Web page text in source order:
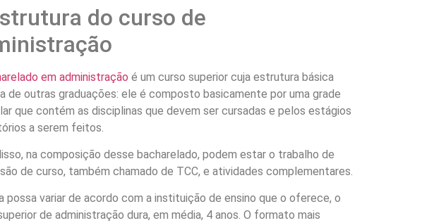
do curso de
em administração é um curso superior cuja estrutura básica
de outras graduações: ele é composto basicamente por uma grade
que contém as disciplinas que devem ser cursadas e pelos estágios
a serem feitos.
na composição desse bacharelado, podem estar o trabalho de
de curso, também chamado de TCC, e atividades complementares.
possa variar de acordo com a instituição de ensino que o oferece, o
de administração dura, em média, 4 anos. O formato mais